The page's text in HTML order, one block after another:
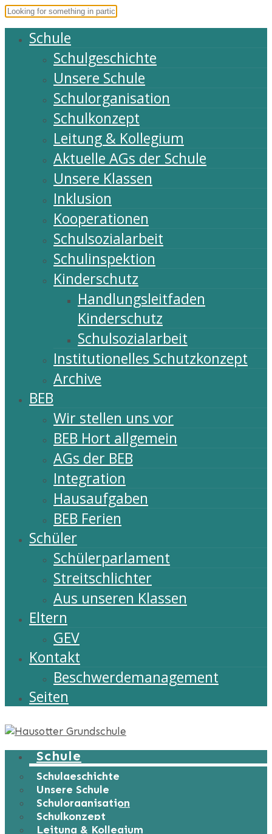
Schule
Schulgeschichte
Unsere Schule
Schulorganisation
Schulkonzept
Leitung & Kollegium
Aktuelle AGs der Schule
Unsere Klassen
Inklusion
Kooperationen
Schulsozialarbeit
Schulinspektion
Kinderschutz
Handlungsleitfaden
Kinderschutz
Schulsozialarbeit
Institutionelles Schutzkonzept
Archive
BEB
Wir stellen uns vor
BEB Hort allgemein
AGs der BEB
Integration
Hausaufgaben
BEB Ferien
Schüler
Schülerparlament
Streitschlichter
Aus unseren Klassen
Eltern
GEV
Kontakt
Beschwerdemanagement
Seiten
Schule
Schulgeschichte
Unsere Schule
Schulorganisation
Schulkonzept
Leitung & Kollegium